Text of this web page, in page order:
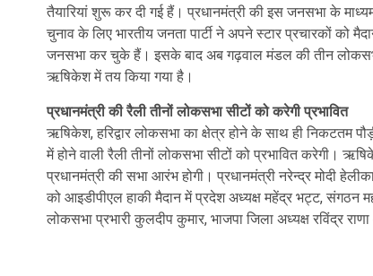
तैयारियां शुरू कर दी गई हैं। प्रधानमंत्री की इस जनसभा के
चुनाव के लिए भारतीय जनता पार्टी ने अपने स्टार प्रचारकों को
जनसभा कर चुके हैं। इसके बाद अब गढ़वाल मंडल की तीन
ऋषिकेश में तय किया गया है।
प्रधानमंत्री की रैली तीनों लोकसभा सीटों को करेगी प्रभावित
ऋषिकेश, हरिद्वार लोकसभा का क्षेत्र होने के साथ ही निकटतम
में होने वाली रैली तीनों लोकसभा सीटों को प्रभावित करेगी।
प्रधानमंत्री की सभा आरंभ होगी। प्रधानमंत्री नरेन्द्र मोदी
को आइडीपीएल हाकी मैदान में प्रदेश अध्यक्ष महेंद्र भट्ट, संगठन
लोकसभा प्रभारी कुलदीप कुमार, भाजपा जिला अध्यक्ष रविंद्र